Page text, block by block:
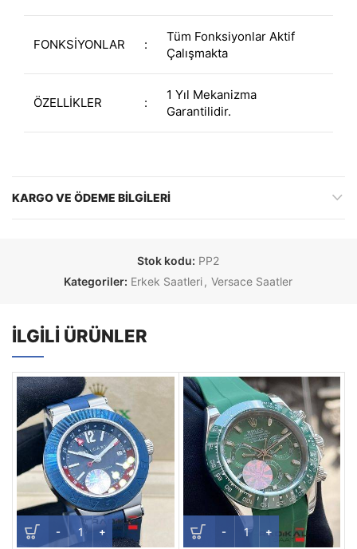
FONKSİYONLAR :
Tüm Fonksiyonlar Aktif
Çalışmakta
ÖZELLİKLER :
1 Yıl Mekanizma
Garantilidir.
KARGO VE ÖDEME BILGILERI
Stok kodu: PP2
Kategoriler: Erkek Saatleri, Versace Saatler
İLGILI ÜRÜNLER